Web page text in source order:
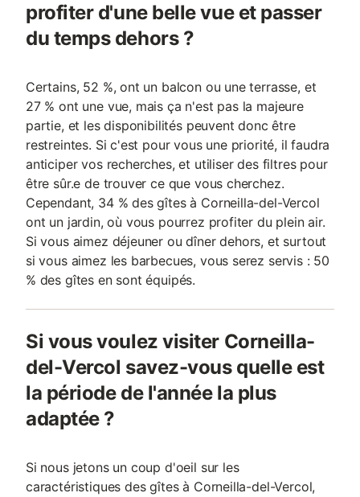
profiter d'une belle vue et passer
du temps dehors ?
Certains, 52 %, ont un balcon ou une terrasse, et
27 % ont une vue, mais ça n'est pas la majeure
partie, et les disponibilités peuvent donc être
restreintes. Si c'est pour vous une priorité, il faudra
anticiper vos recherches, et utiliser des filtres pour
être sûr.e de trouver ce que vous cherchez.
Cependant, 34 % des gîtes à Corneilla-del-Vercol
ont un jardin, où vous pourrez profiter du plein air.
Si vous aimez déjeuner ou dîner dehors, et surtout
si vous aimez les barbecues, vous serez servis : 50
% des gîtes en sont équipés.
Si vous voulez visiter Corneilla-
del-Vercol savez-vous quelle est
la période de l'année la plus
adaptée ?
Si nous jetons un coup d'oeil sur les
caractéristiques des gîtes à Corneilla-del-Vercol,